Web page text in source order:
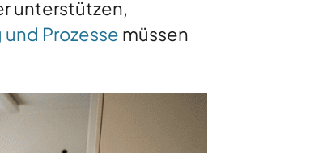
unterstützen,
Prozesse müssen